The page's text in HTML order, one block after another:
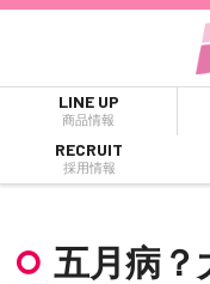
LINE UP
商品情報
RECRUIT
採用情報
五月病？